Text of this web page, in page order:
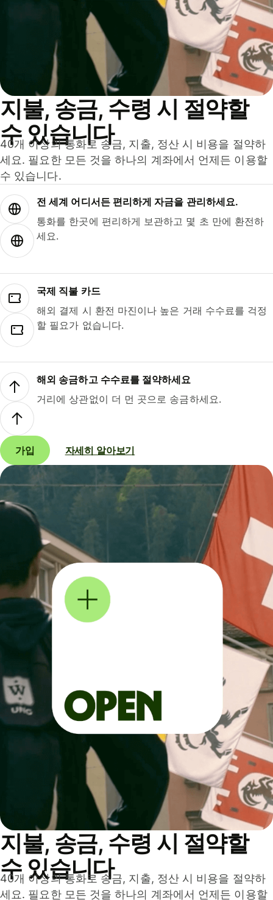
지불, 송금, 수령 시 절약할
수 있습니다
40개 이상의 통화로 송금, 지출, 정산 시 비용을 절약하
세요. 필요한 모든 것을 하나의 계좌에서 언제든 이용할
수 있습니다.
전 세계 어디서든 편리하게 자금을 관리하세요.
통화를 한곳에 편리하게 보관하고 몇 초 만에 환전하
세요.
국제 직불 카드
해외 결제 시 환전 마진이나 높은 거래 수수료를 걱정
할 필요가 없습니다.
해외 송금하고 수수료를 절약하세요
거리에 상관없이 더 먼 곳으로 송금하세요.
가입 자세히 알아보기
지불, 송금, 수령 시 절약할
수 있습니다
40개 이상의 통화로 송금, 지출, 정산 시 비용을 절약하
세요. 필요한 모든 것을 하나의 계좌에서 언제든 이용할